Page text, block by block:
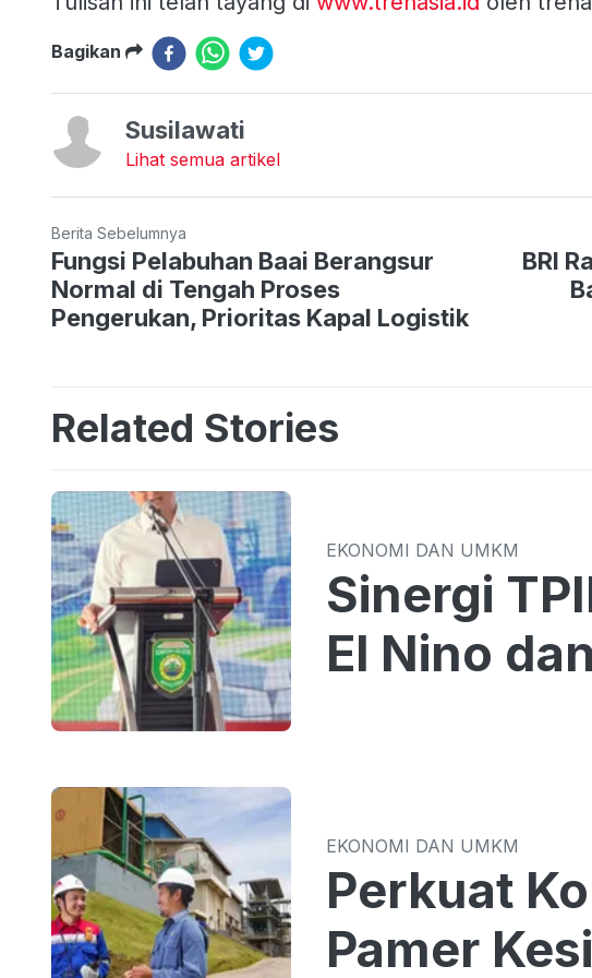
Bagikan
Susilawati
Lihat semua artikel
Berita Sebelumnya
Fungsi Pelabuhan Baai Berangsur
Normal di Tengah Proses
Pengerukan, Prioritas Kapal Logistik
BRI
Related Stories
EKONOMI DAN UMKM
Sinergi TPID Sumsel
El Nino
EKONOMI DAN UMKM
Perkuat
Pamer